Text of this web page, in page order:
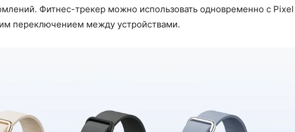
Фитнес-трекер можно использовать одновременно с Pixel
переключением между устройствами.